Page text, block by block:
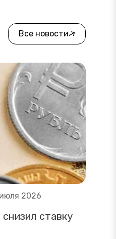
Все новости
2026
ставку